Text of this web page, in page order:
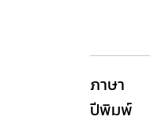
ภาษา
ปีพิมพ์